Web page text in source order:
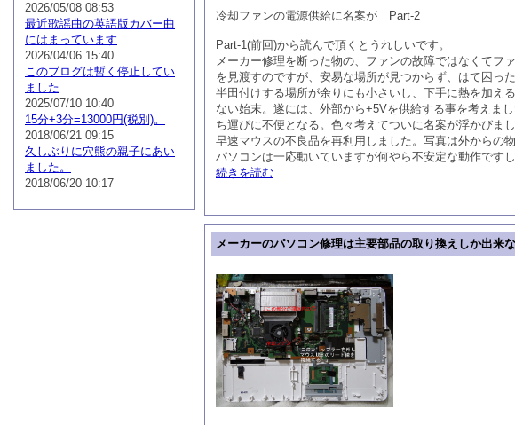
冷却ファンの電源供給に名案が Part-2
Part-1(前回)から読んで頂くとうれしいです。
メーカー修理を断った物の、ファンの故障ではなくてフ
を見渡すのですが、安易な場所が見つからず、はて困っ
半田付けする場所が余りにも小さいし、下手に熱を加え
ない始末。遂には、外部から+5Vを供給する事を考えま
ち運びに不便となる。色々考えてついに名案が浮かびま
早速マウスの不良品を再利用しました。写真は外からの
パソコンは一応動いていますが何やら不安定な動作です
続きを読む
メーカーのパソコン修理は主要部品の取り換えしか出来
2026/05/08 08:53
最近歌謡曲の英語版カバー曲
にはまっています
2026/04/06 15:40
このブログは暫く停止してい
ました
2025/07/10 10:40
15分+3分=13000円(税別)。
2018/06/21 09:15
久しぶりに穴熊の親子にあい
ました。
2018/06/20 10:17